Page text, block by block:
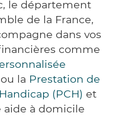
le département
de la France,
dans vos
comme
ou la Prestation de
(PCH) et
aide à domicile